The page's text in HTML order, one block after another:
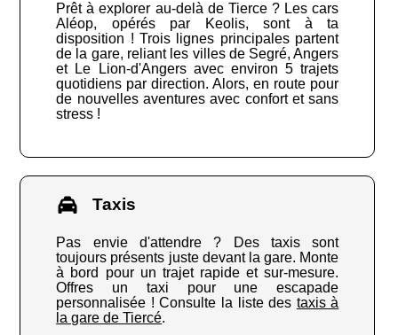
Prêt à explorer au-delà de Tierce ? Les cars
Aléop, opérés par Keolis, sont à ta
disposition ! Trois lignes principales partent
de la gare, reliant les villes de Segré, Angers
et Le Lion-d'Angers avec environ 5 trajets
quotidiens par direction. Alors, en route pour
de nouvelles aventures avec confort et sans
stress !
Taxis
Pas envie d'attendre ? Des taxis sont
toujours présents juste devant la gare. Monte
à bord pour un trajet rapide et sur-mesure.
Offres un taxi pour une escapade
personnalisée ! Consulte la liste des taxis à
la gare de Tiercé.